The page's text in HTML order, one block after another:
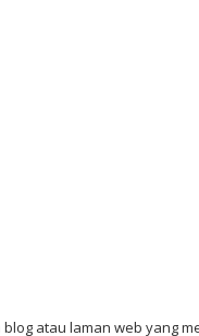
atau laman web yang